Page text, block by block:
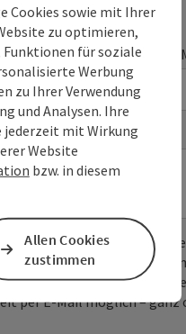
reCAPTCHA verwendet.
IP-Adresse) an Google
dafür erforderlichen
per E-Mail möglich – ganz
Cookies sowie mit Ihrer
zu optimieren,
für soziale
Werbung
zu Ihrer Verwendung
und Analysen. Ihre
jederzeit mit Wirkung
Website
bzw. in diesem
Allen Cookies
zustimmen